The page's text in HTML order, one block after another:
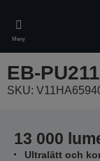
main
content
Meny
EB-
SKU:
13 000
Ultralätt och